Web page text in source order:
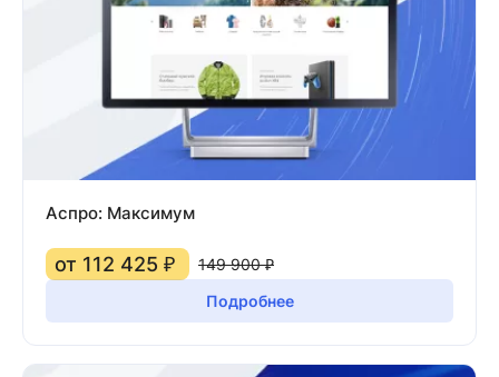
Аспро: Максимум
от 112 425 ₽
149 900 ₽
Подробнее